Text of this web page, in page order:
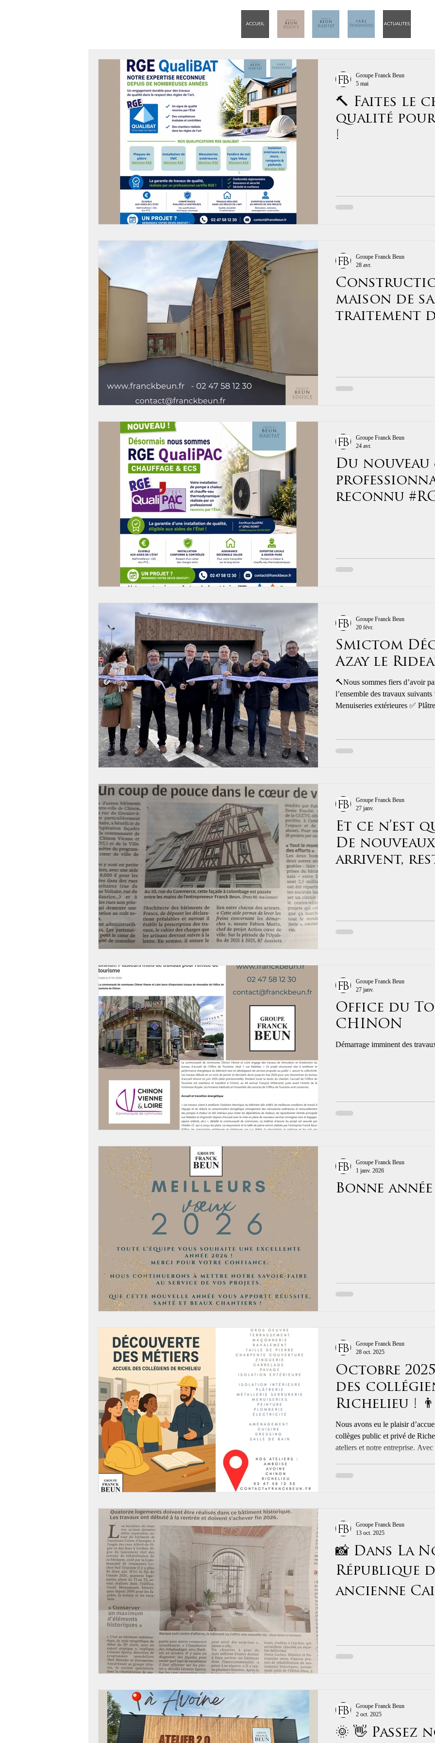
🔨 Faites le
qualité
!
Groupe Franck Beun
5 mai
maison de
traitement
Groupe Franck Beun
28 avr.
Du nouveau
reconnu
Groupe Franck Beun
24 avr.
Smictom
Azay le
🔨Nous sommes fiers d’avoir
l’ensemble des travaux
Menuiseries extérieures ✅ Plâtrerie ✅ Peinture ✅ Couverture ✅
https://
rideau/?
Groupe Franck Beun
20 févr.
Et ce n’est
De
arrivent,
Groupe Franck Beun
27 janv.
Office du
CHINON
Démarrage imminent des
Groupe Franck Beun
27 janv.
Bonne année
Groupe Franck Beun
1 janv. 2026
Octobre
des
Richelieu !
Nous avons eu le plaisir
collèges public et privé de
ateliers et notre entreprise. Avec Forces Actives , AGIR POUR
Groupe Franck Beun
28 oct. 2025
📸 Dans La
République
ancienne
Groupe Franck Beun
13 oct. 2025
🌞 👋 Passez
Groupe Franck Beun
2 oct. 2025